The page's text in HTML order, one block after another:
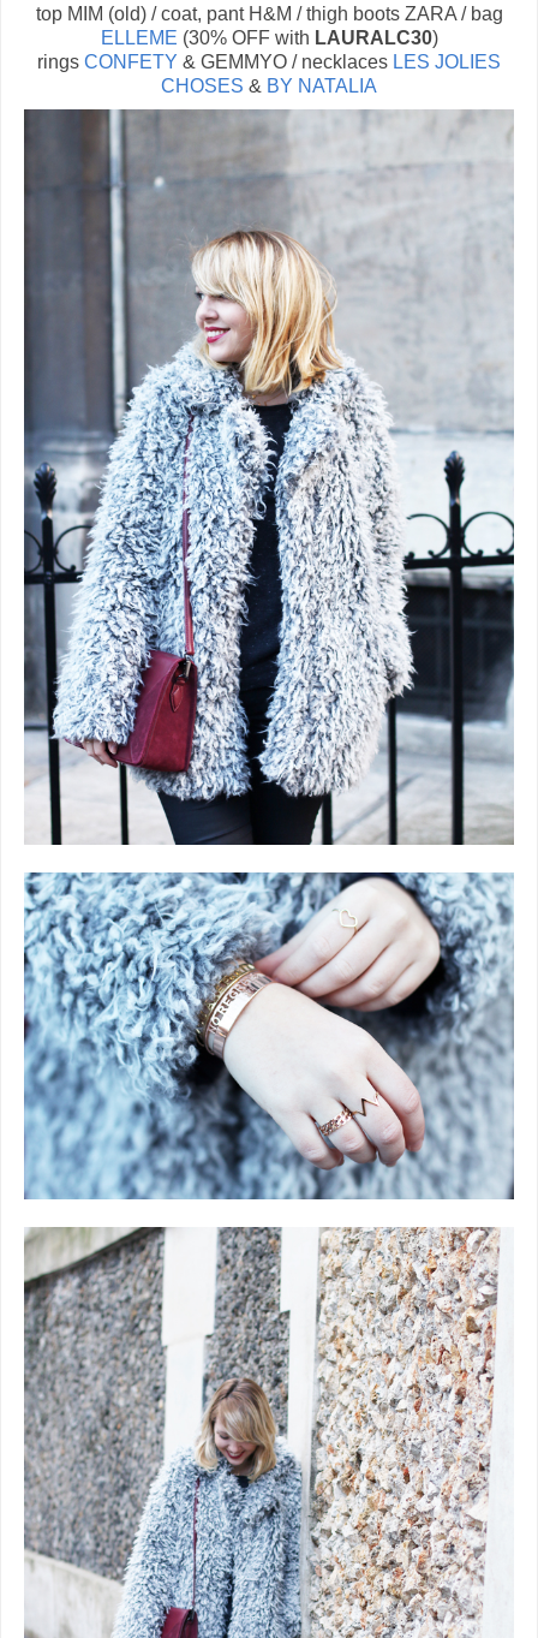
top MIM (old) / coat, pant H&M / thigh boots ZARA / bag
ELLEME (30% OFF with LAURALC30)
rings CONFETY & GEMMYO / necklaces LES JOLIES
CHOSES & BY NATALIA